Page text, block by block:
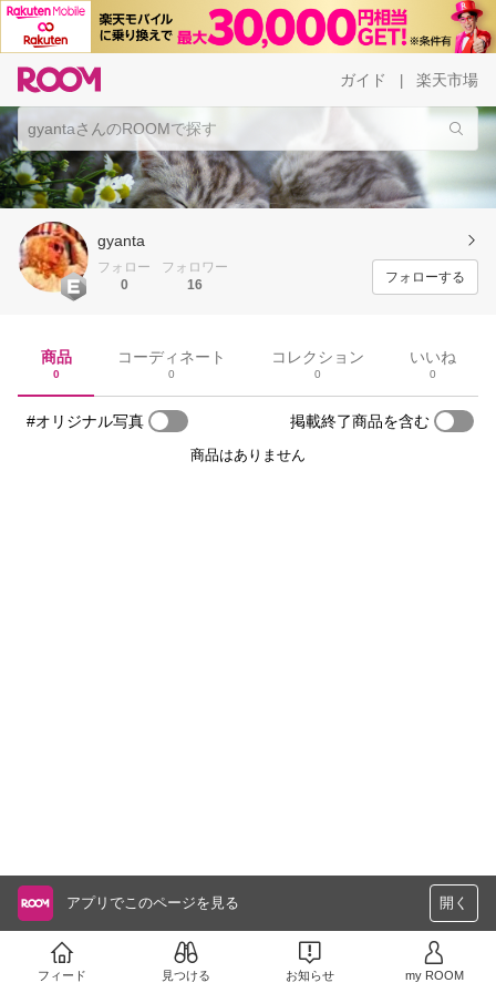
ガイド 楽天市場
gyanta
フォロー
0
フォロワー
16
フォローする
商品
0
コーディネート
0
コレクション
0
いいね
0
#オリジナル写真 掲載終了商品を含む
商品はありません
アプリでこのページを見る 開く
フィード 見つける お知らせ my ROOM